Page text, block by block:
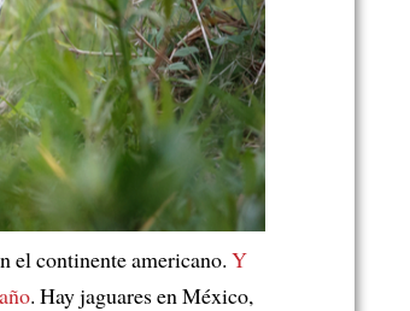
el continente americano. Y
. Hay jaguares en México,